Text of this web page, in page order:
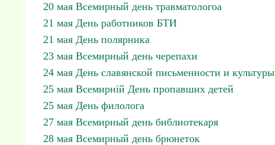
20 мая Всемирный день травматологоа
21 мая День работников БТИ
21 мая День полярника
23 мая Всемирный день черепахи
24 мая День славянской письменности и культуры
25 мая Всемирній День пропавших детей
25 мая День филолога
27 мая Всемирный день библиотекаря
28 мая Всемирный день брюнеток